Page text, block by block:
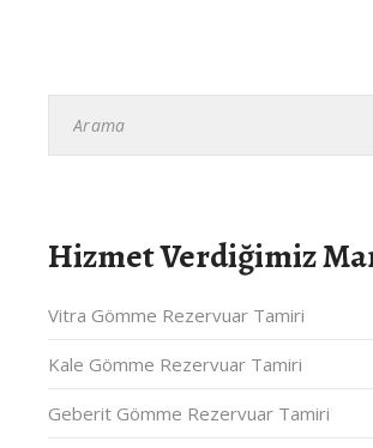
Hizmet Verdiğimiz
Vitra Gömme Rezervuar Tamiri
Kale Gömme Rezervuar Tamiri
Geberit Gömme Rezervuar Tamiri